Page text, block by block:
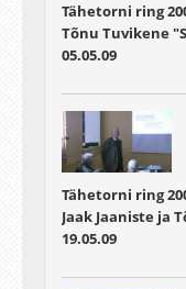
Tähetorni ring
Tõnu Tuvikene
05.05.09
Tähetorni ring
Jaak Jaaniste ja
19.05.09